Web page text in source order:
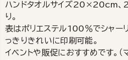
ハンドタオルサイズ20×20cm
り。
表はポリエステル100％でシャー
っきりきれいに印刷可能。
イベントや販促におすすめです。（